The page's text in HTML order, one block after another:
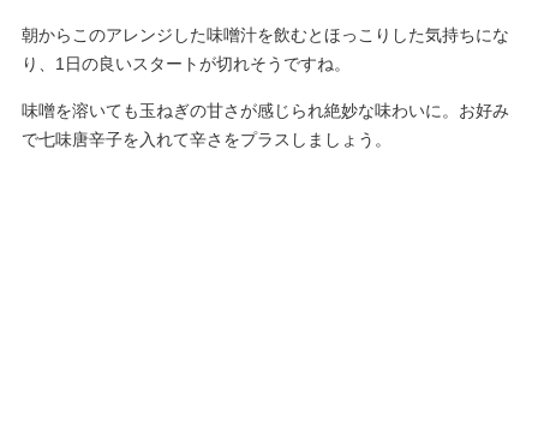
朝からこのアレンジした味噌汁を飲むとほっこりした気持ちにな
り、1日の良いスタートが切れそうですね。
味噌を溶いても玉ねぎの甘さが感じられ絶妙な味わいに。お好み
で七味唐辛子を入れて辛さをプラスしましょう。